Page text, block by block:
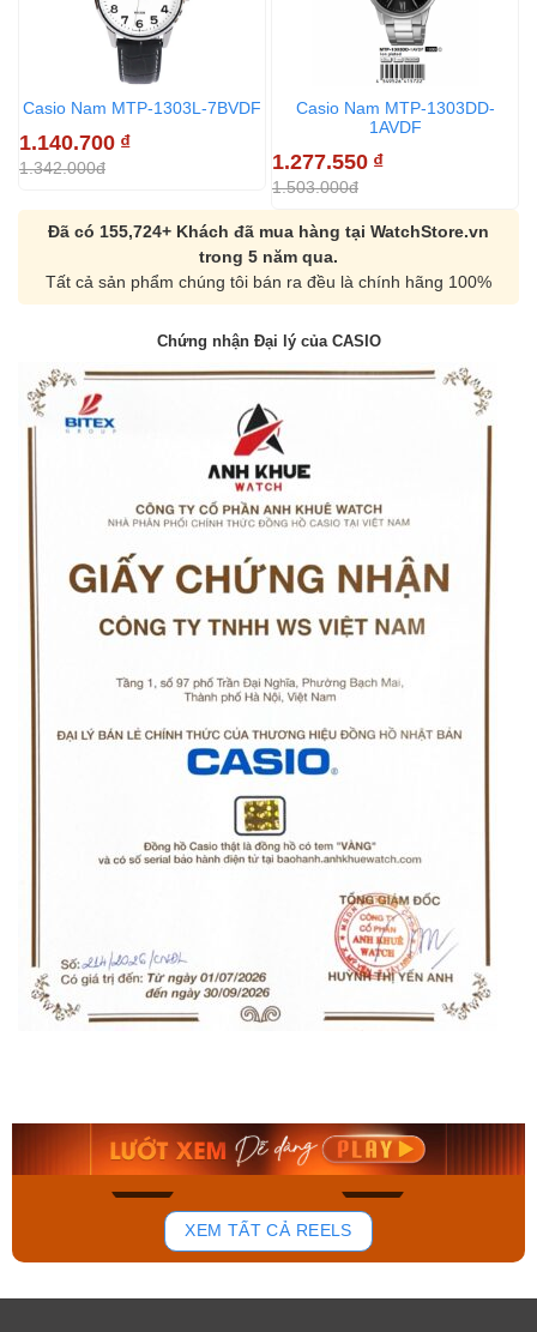
Casio Nam MTP-1303L-7BVDF
1.140.700 ₫
1.342.000đ
Casio Nam MTP-1303DD-
1AVDF
1.277.550 ₫
1.503.000đ
Đã có 155,724+ Khách đã mua hàng tại WatchStore.vn
trong 5 năm qua.
Tất cả sản phẩm chúng tôi bán ra đều là chính hãng 100%
Chứng nhận Đại lý của CASIO
168
Mua ngay Mua ngay
XEM TẤT CẢ REELS